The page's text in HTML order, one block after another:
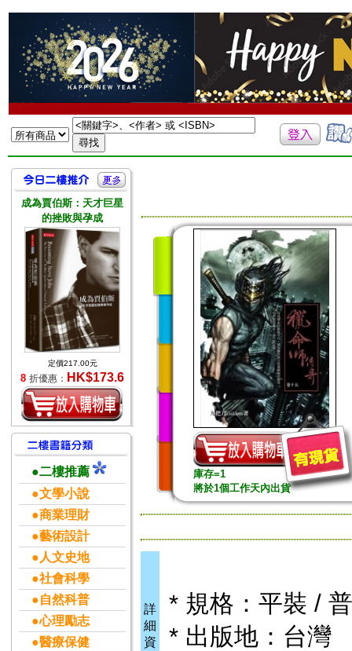
成為賈伯斯：天才巨星
的挫敗與孕成
定價217.00元
8 折優惠： HK$173.6
●二樓推薦
●文學小說
●商業理財
●藝術設計
●人文史地
●社會科學
●自然科普
●心理勵志
●醫療保健
庫存=1
將於1個工作天內出貨
詳
細
資
* 規格：平裝 /
* 出版地：台灣